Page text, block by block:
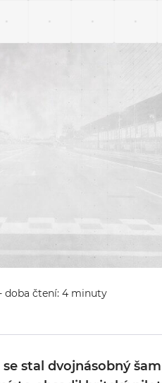
doba čtení: 4 minuty
stal dvojnásobný